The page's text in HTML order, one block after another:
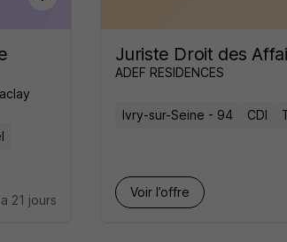
21 jours
Juriste Droit des
ADEF RESIDENCES
Ivry-sur-Seine - 94 CDI
Voir l’offre